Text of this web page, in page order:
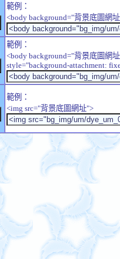
範例：
<body background="背景底圖網
範例：
<body background="背景底圖網
style="background-attachment:
範例：
<img src="背景底圖網址">